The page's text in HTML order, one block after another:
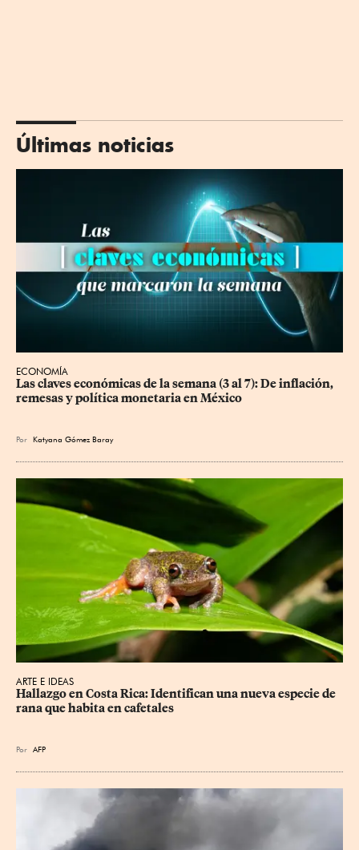
Últimas noticias
ECONOMÍA
Las claves económicas de la semana (3 al 7): De inflación,
remesas y política monetaria en México
Por Katyana Gómez Baray
ARTE E IDEAS
Hallazgo en Costa Rica: Identifican una nueva especie de
rana que habita en cafetales
Por AFP